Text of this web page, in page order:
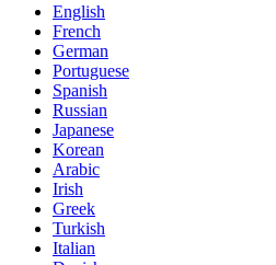
English
French
German
Portuguese
Spanish
Russian
Japanese
Korean
Arabic
Irish
Greek
Turkish
Italian